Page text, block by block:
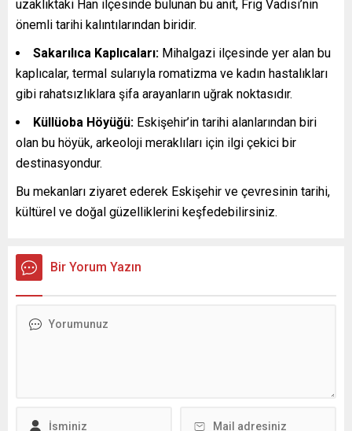
uzaklıktaki Han ilçesinde bulunan bu anıt, Frig Vadisi’nin
önemli tarihi kalıntılarından biridir.
Sakarılıca Kaplıcaları: Mihalgazi ilçesinde yer alan bu
kaplıcalar, termal sularıyla romatizma ve kadın hastalıkları
gibi rahatsızlıklara şifa arayanların uğrak noktasıdır.
Küllüoba Höyüğü: Eskişehir’in tarihi alanlarından biri
olan bu höyük, arkeoloji meraklıları için ilgi çekici bir
destinasyondur.
Bu mekanları ziyaret ederek Eskişehir ve çevresinin tarihi,
kültürel ve doğal güzelliklerini keşfedebilirsiniz.
Bir Yorum Yazın